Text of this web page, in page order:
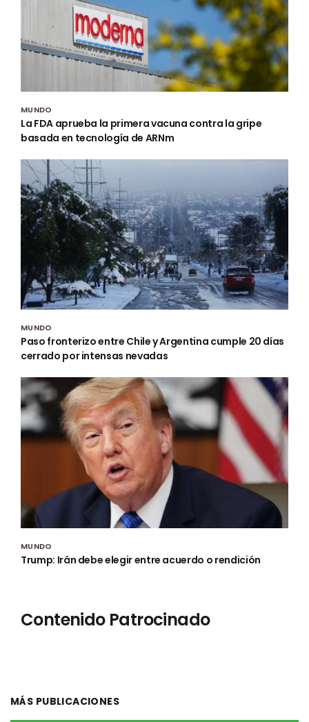
MUNDO
La FDA aprueba la primera vacuna contra la gripe
basada en tecnología de ARNm
MUNDO
Paso fronterizo entre Chile y Argentina cumple 20 días
cerrado por intensas nevadas
MUNDO
Trump: Irán debe elegir entre acuerdo o rendición
Contenido Patrocinado
MÁS PUBLICACIONES